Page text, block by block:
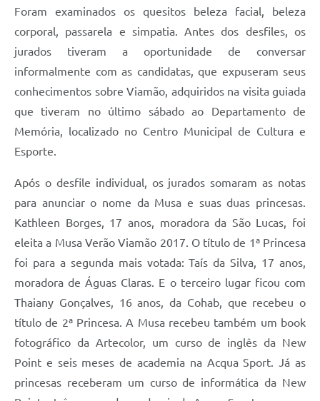
Foram examinados os quesitos beleza facial, beleza
corporal, passarela e simpatia. Antes dos desfiles, os
jurados tiveram a oportunidade de conversar
informalmente com as candidatas, que expuseram seus
conhecimentos sobre Viamão, adquiridos na visita guiada
que tiveram no último sábado ao Departamento de
Memória, localizado no Centro Municipal de Cultura e
Esporte.
Após o desfile individual, os jurados somaram as notas
para anunciar o nome da Musa e suas duas princesas.
Kathleen Borges, 17 anos, moradora da São Lucas, foi
eleita a Musa Verão Viamão 2017. O título de 1ª Princesa
foi para a segunda mais votada: Taís da Silva, 17 anos,
moradora de Águas Claras. E o terceiro lugar ficou com
Thaiany Gonçalves, 16 anos, da Cohab, que recebeu o
título de 2ª Princesa. A Musa recebeu também um book
fotográfico da Artecolor, um curso de inglês da New
Point e seis meses de academia na Acqua Sport. Já as
princesas receberam um curso de informática da New